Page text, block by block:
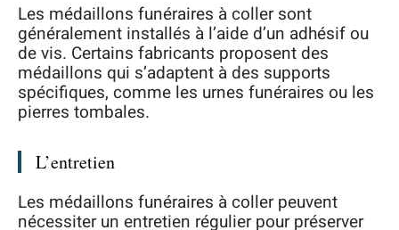
Les médaillons funéraires à coller sont
généralement installés à l’aide d’un adhésif ou
de vis. Certains fabricants proposent des
médaillons qui s’adaptent à des supports
spécifiques, comme les urnes funéraires ou les
pierres tombales.
L’entretien
Les médaillons funéraires à coller peuvent
nécessiter un entretien régulier pour préserver